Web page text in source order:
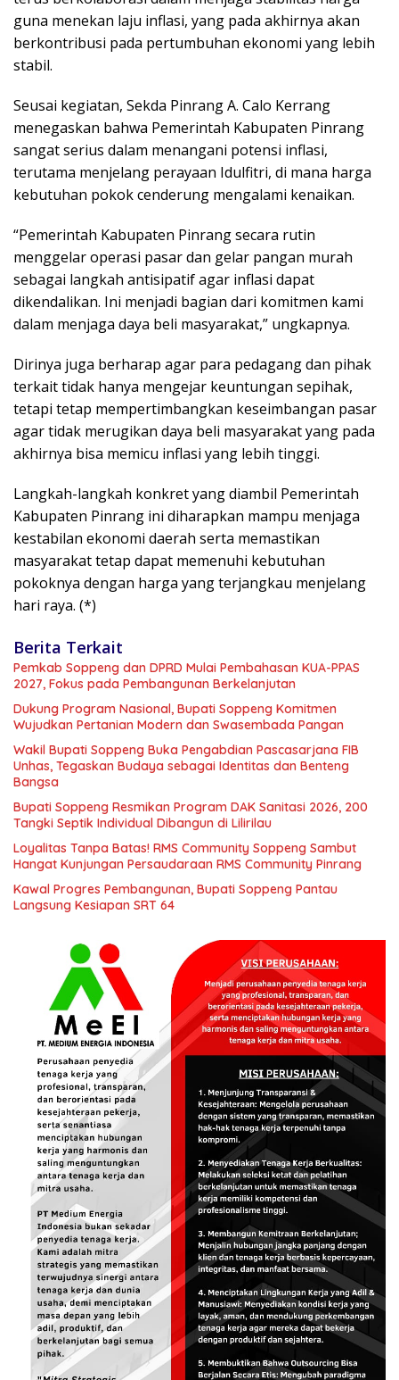
guna menekan laju inflasi, yang pada akhirnya akan
berkontribusi pada pertumbuhan ekonomi yang lebih
stabil.
Seusai kegiatan, Sekda Pinrang A. Calo Kerrang
menegaskan bahwa Pemerintah Kabupaten Pinrang
sangat serius dalam menangani potensi inflasi,
terutama menjelang perayaan Idulfitri, di mana harga
kebutuhan pokok cenderung mengalami kenaikan.
“Pemerintah Kabupaten Pinrang secara rutin
menggelar operasi pasar dan gelar pangan murah
sebagai langkah antisipatif agar inflasi dapat
dikendalikan. Ini menjadi bagian dari komitmen kami
dalam menjaga daya beli masyarakat,” ungkapnya.
Dirinya juga berharap agar para pedagang dan pihak
terkait tidak hanya mengejar keuntungan sepihak,
tetapi tetap mempertimbangkan keseimbangan pasar
agar tidak merugikan daya beli masyarakat yang pada
akhirnya bisa memicu inflasi yang lebih tinggi.
Langkah-langkah konkret yang diambil Pemerintah
Kabupaten Pinrang ini diharapkan mampu menjaga
kestabilan ekonomi daerah serta memastikan
masyarakat tetap dapat memenuhi kebutuhan
pokoknya dengan harga yang terjangkau menjelang
hari raya. (*)
Berita Terkait
Pemkab Soppeng dan DPRD Mulai Pembahasan KUA-PPAS
2027, Fokus pada Pembangunan Berkelanjutan
Dukung Program Nasional, Bupati Soppeng Komitmen
Wujudkan Pertanian Modern dan Swasembada Pangan
Wakil Bupati Soppeng Buka Pengabdian Pascasarjana FIB
Unhas, Tegaskan Budaya sebagai Identitas dan Benteng
Bangsa
Bupati Soppeng Resmikan Program DAK Sanitasi 2026, 200
Tangki Septik Individual Dibangun di Lilirilau
Loyalitas Tanpa Batas! RMS Community Soppeng Sambut
Hangat Kunjungan Persaudaraan RMS Community Pinrang
Kawal Progres Pembangunan, Bupati Soppeng Pantau
Langsung Kesiapan SRT 64